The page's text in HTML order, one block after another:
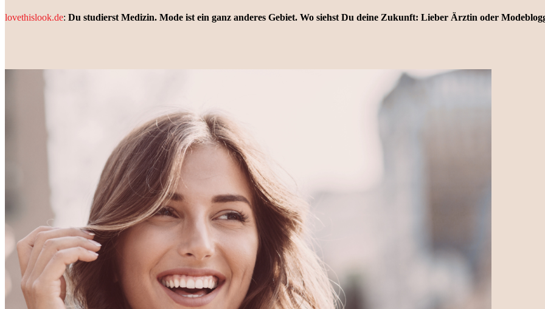
lovethislook.de: Du studierst Medizin. Mode ist ein ganz anderes Gebiet. Wo siehst Du deine Zukunft: Lieber Ärztin oder